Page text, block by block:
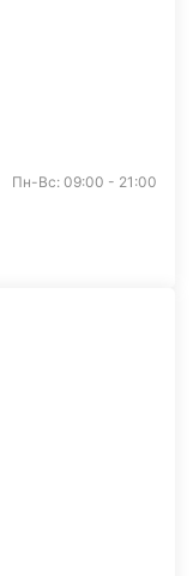
Пн-Вс: 09:00 - 21:00